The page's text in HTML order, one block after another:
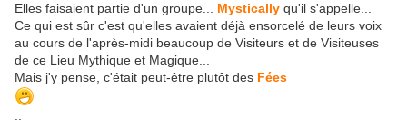
Elles faisaient partie d'un groupe... Mystically qu'il s'appelle...
Ce qui est sûr c'est qu'elles avaient déjà ensorcelé de leurs voix
au cours de l'après-midi beaucoup de Visiteurs et de Visiteuses
de ce Lieu Mythique et Magique...
Mais j'y pense, c'était peut-être plutôt des Fées